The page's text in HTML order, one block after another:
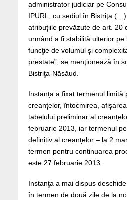
administrator judiciar pe
IPURL, cu sediul în Bistriţa
atribuţiile prevăzute de art. 20
urmând a fi stabilită ulterior
funcţie de volumul şi
prestate”, se menţionează în
Bistriţa-Năsăud.
Instanţa a fixat termenul limită
creanţelor, întocmirea,
tabelului preliminar al
februarie 2013, iar termenul
definitiv al creanţelor – la 2
termen pentru continuarea
este 27 februarie 2013.
Instanţa a mai dispus
în termen de două zile de la